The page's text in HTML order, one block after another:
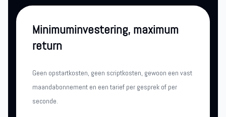
Minimuminvestering, maximum
return
Geen opstartkosten, geen scriptkosten, gewoon een vast
maandabonnement en een tarief per gesprek of per
seconde.